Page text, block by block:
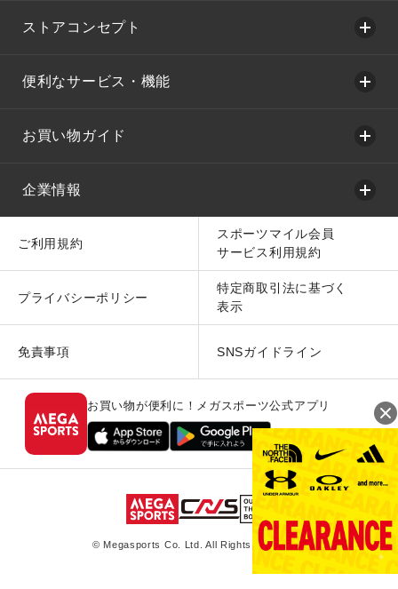
ストアコンセプト
便利なサービス・機能
お買い物ガイド
企業情報
ご利用規約
スポーツマイル会員
サービス利用規約
プライバシーポリシー
特定商取引法に基づく
表示
免責事項 SNSガイドライン
お買い物が便利に！メガスポーツ公式アプリ
© Megasports Co. Ltd. All Rights Reserved.